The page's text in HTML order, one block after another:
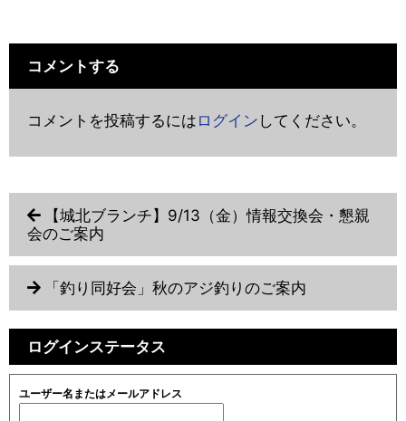
コメントする
コメントを投稿するには ログイン してください。
【城北ブランチ】9/13（金）情報交換会・懇親
会のご案内
「釣り同好会」秋のアジ釣りのご案内
ログインステータス
ユーザー名またはメールアドレス